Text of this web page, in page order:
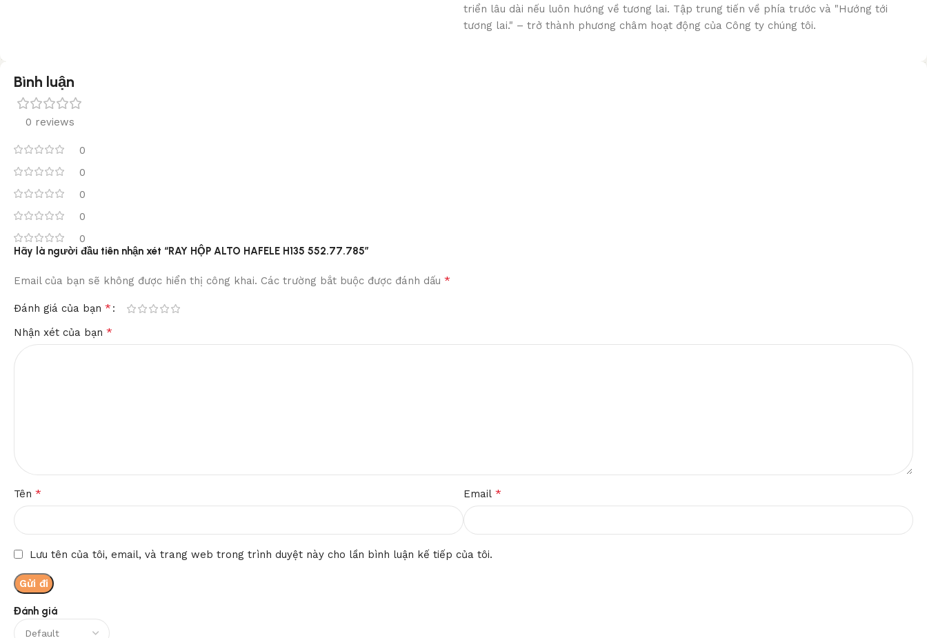
triển lâu dài nếu luôn hướng về tương lai. Tập trung tiến về phía trước và "Hướng tới
tương lai." – trở thành phương châm hoạt động của Công ty chúng tôi.
Bình luận
0 reviews
0
0
0
0
0
Đánh giá
Hãy là người đầu tiên nhận xét “RAY HỘP ALTO HAFELE H135 552.77.785”
Email của bạn sẽ không được hiển thị công khai. Các trường bắt buộc được đánh dấu *
Đánh giá của bạn *
Nhận xét của bạn *
Tên * Email *
Lưu tên của tôi, email, và trang web trong trình duyệt này cho lần bình luận kế tiếp của tôi.